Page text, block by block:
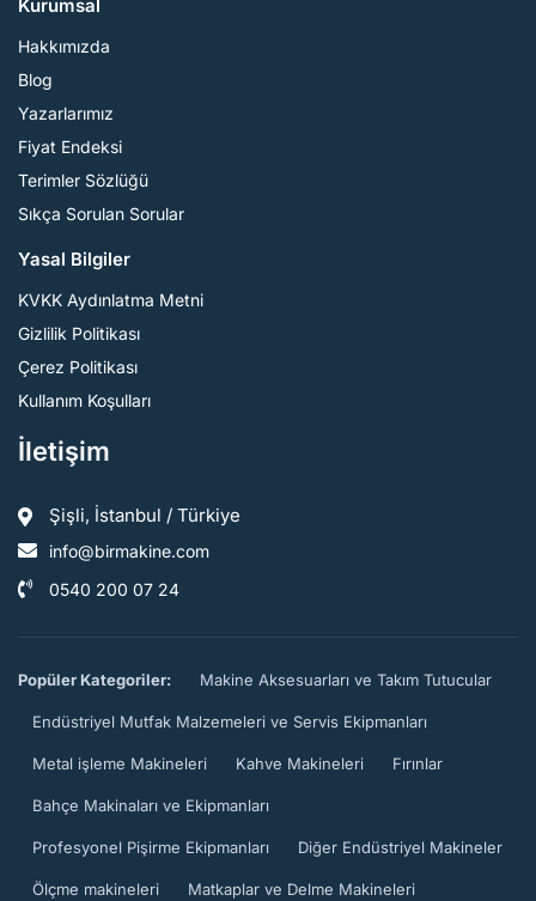
Kurumsal
Hakkımızda
Blog
Yazarlarımız
Fiyat Endeksi
Terimler Sözlüğü
Sıkça Sorulan Sorular
Yasal Bilgiler
KVKK Aydınlatma Metni
Gizlilik Politikası
Çerez Politikası
Kullanım Koşulları
İletişim
Şişli, İstanbul / Türkiye
info@birmakine.com
0540 200 07 24
Popüler Kategoriler: Makine Aksesuarları ve Takım Tutucular
Endüstriyel Mutfak Malzemeleri ve Servis Ekipmanları
Metal işleme Makineleri Kahve Makineleri Fırınlar
Bahçe Makinaları ve Ekipmanları
Profesyonel Pişirme Ekipmanları Diğer Endüstriyel Makineler
Ölçme makineleri Matkaplar ve Delme Makineleri